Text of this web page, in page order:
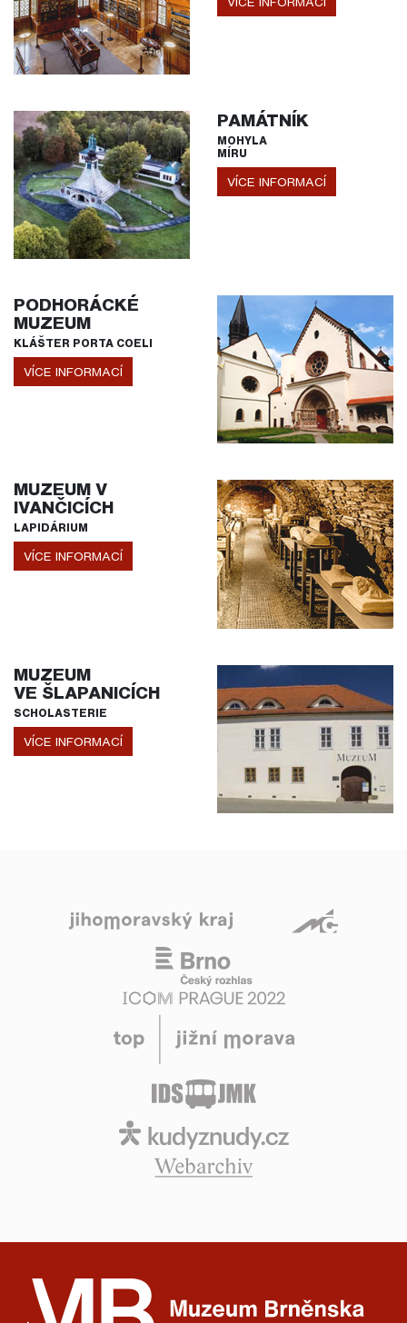
PAMÁTNÍK
MOHYLA
MÍRU
VÍCE INFORMACÍ
PODHORÁCKÉ
MUZEUM
KLÁŠTER PORTA COELI
VÍCE INFORMACÍ
MUZEUM V
IVANČICÍCH
LAPIDÁRIUM
VÍCE INFORMACÍ
MUZEUM
VE ŠLAPANICÍCH
SCHOLASTERIE
VÍCE INFORMACÍ